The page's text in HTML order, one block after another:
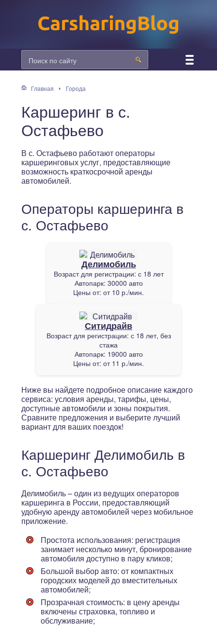
Главная Города
Каршеринг в с.
Остафьево
В с. Остафьево работают операторы
каршеринговых услуг, предоставляющие
возможность краткосрочной аренды
автомобилей.
Операторы каршеринга в
с. Остафьево
Делимобиль
Возраст для регистрации: с 18 лет
Автопарк: 30000 авто
Цены от: от 10 р./мин.
Ситидрайв
Возраст для регистрации: с 18 лет, без
стажа
Автопарк: 19000 авто
Цены от: от 11 р./мин.
Ниже вы найдете подробное описание каждого
сервиса: условия аренды, тарифы, цены,
доступные автомобили и зоны покрытия.
Сравните предложения и выберите лучший
вариант для ваших поездок!
Каршеринг Делимобиль в
с. Остафьево
Делимобиль – один из ведущих операторов
каршеринга в России, предоставляющий
удобную аренду автомобилей через мобильное
приложение.
Простота использования: регистрация
занимает несколько минут, бронирование
автомобиля доступно в пару кликов;
Большой выбор авто: от компактных
городских моделей до вместительных
автомобилей;
Прозрачная стоимость: в цену аренды
включены страховка, топливо и
обслуживание;